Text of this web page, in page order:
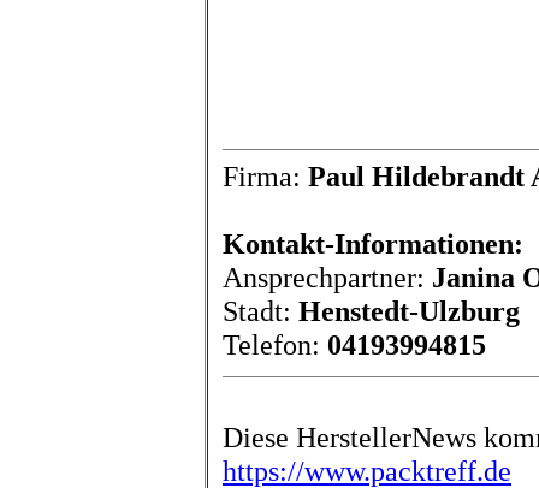
Firma: Paul Hildebrandt
Kontakt-Informationen:
Ansprechpartner: Janina
Stadt: Henstedt-Ulzburg
Telefon: 04193994815
Diese HerstellerNews
https://www.packtreff.de